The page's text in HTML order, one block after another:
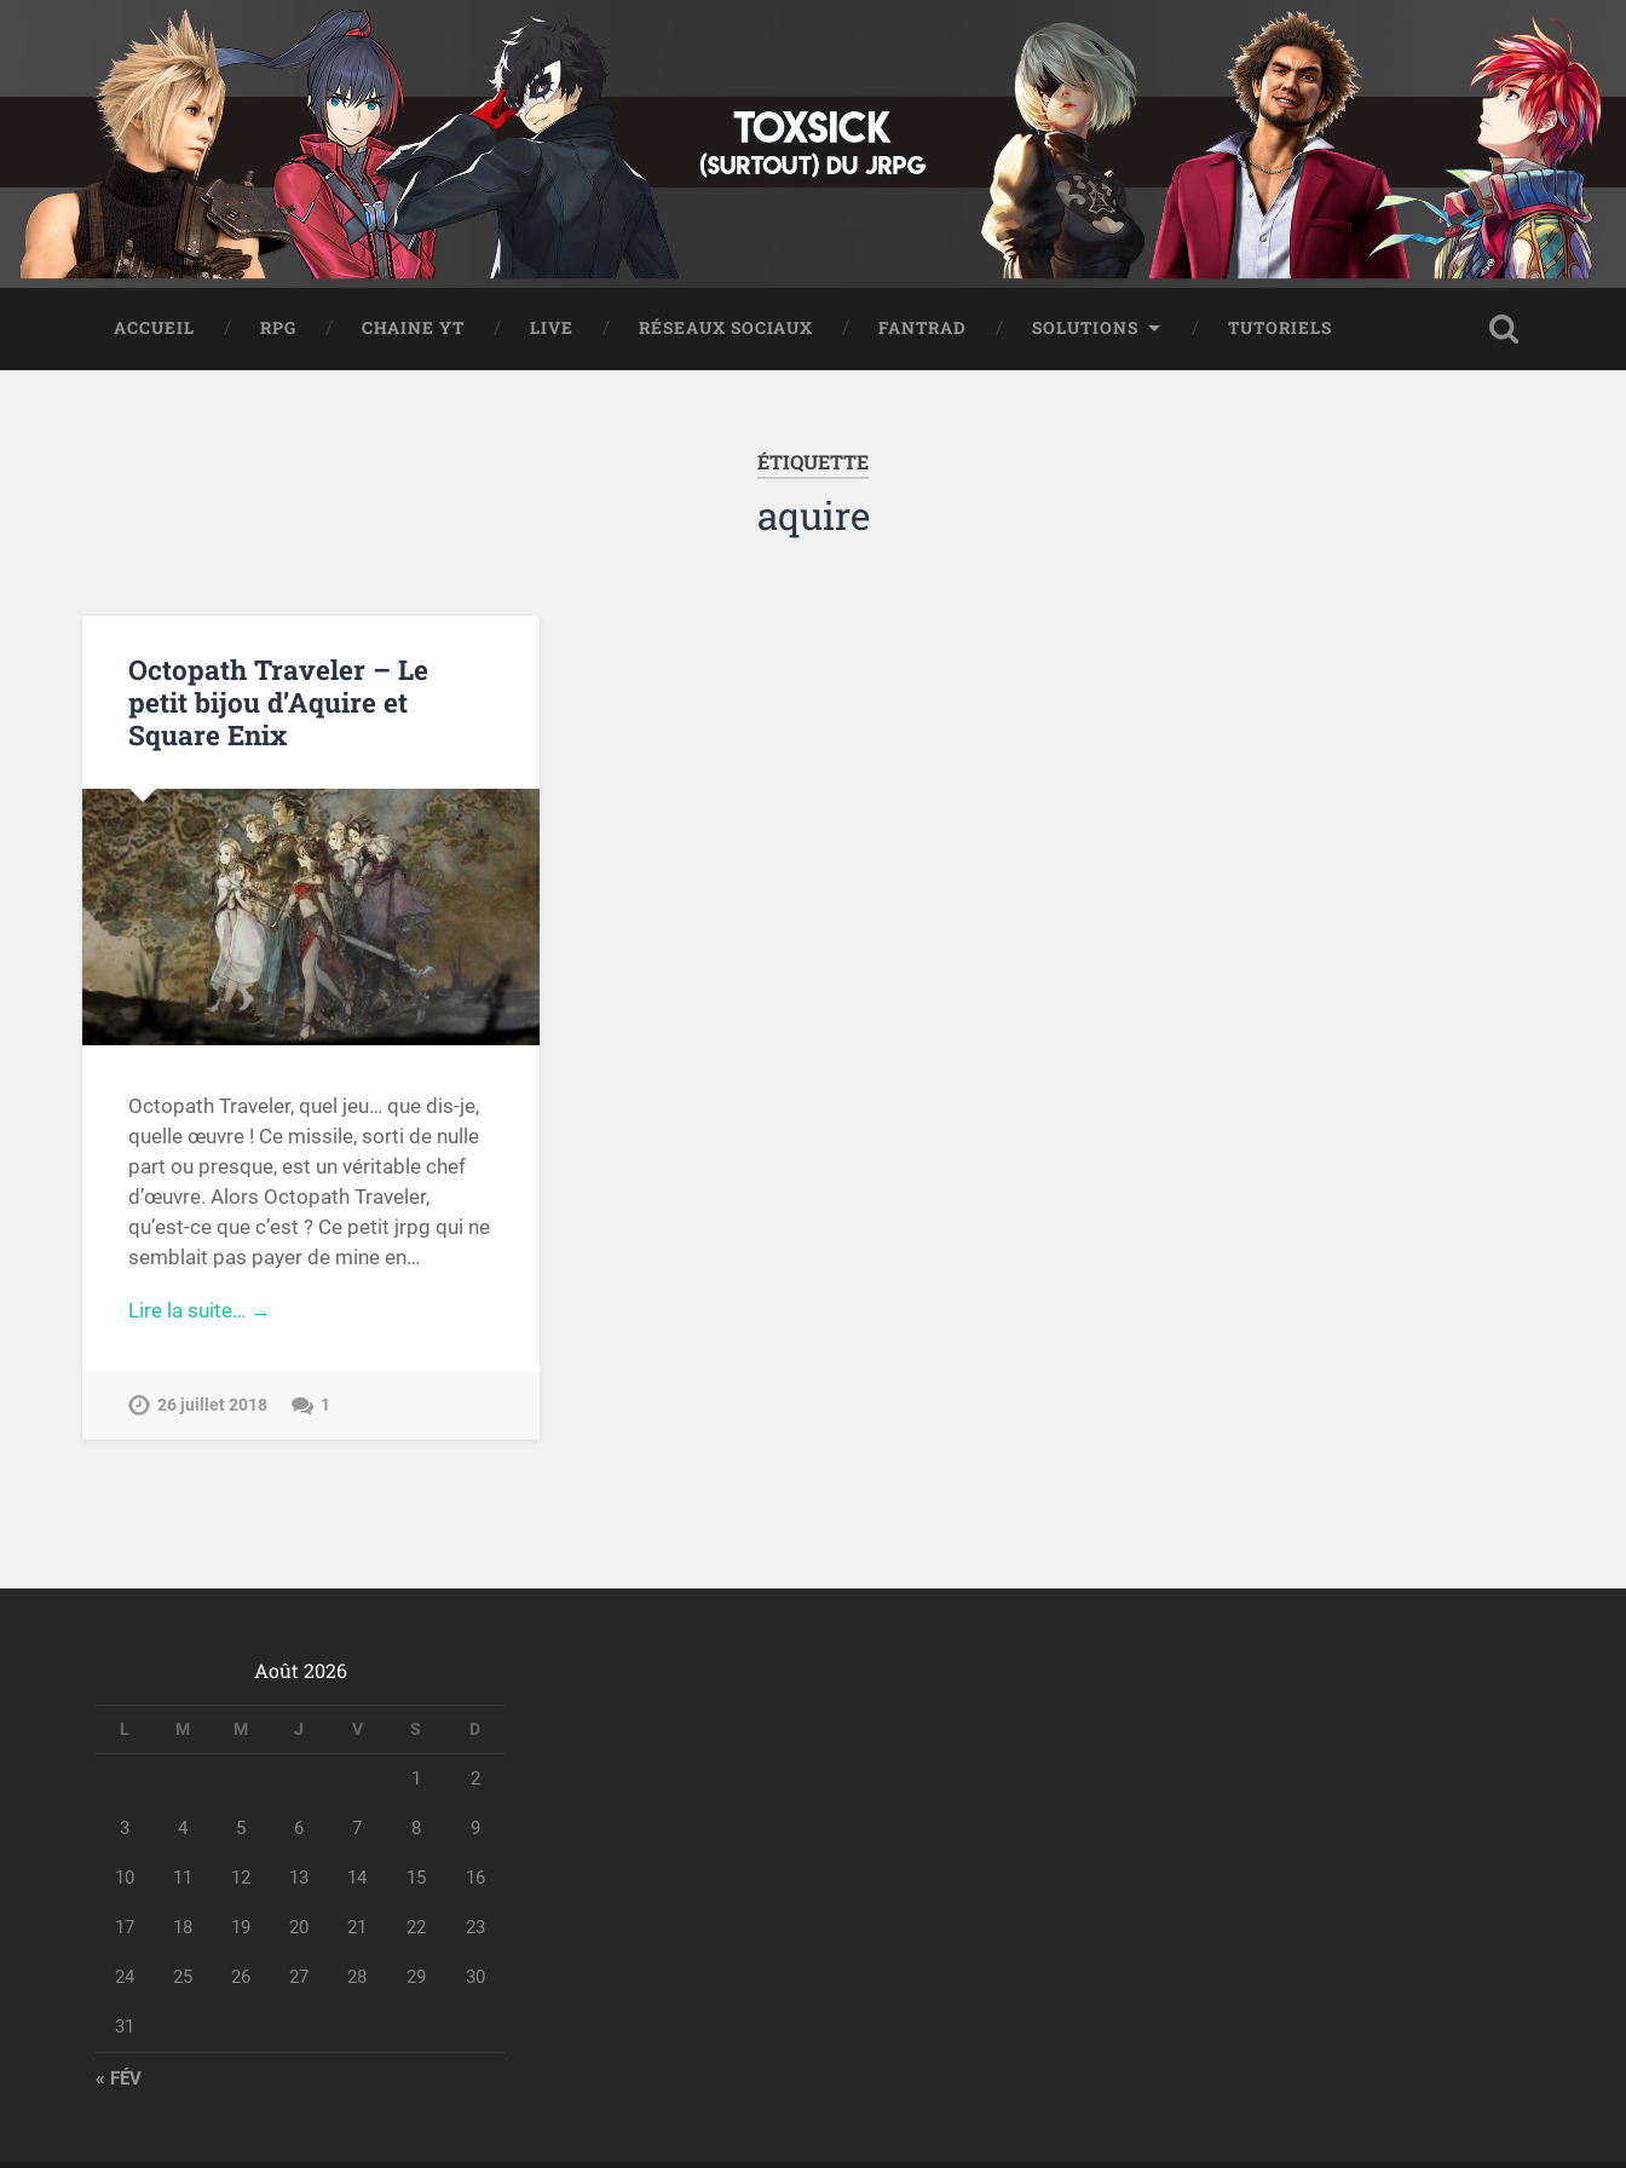
ACCUEIL RPG CHAINE YT LIVE RÉSEAUX SOCIAUX FANTRAD SOLUTIONS TUTORIELS
ÉTIQUETTE
aquire
Octopath Traveler – Le
petit bijou d’Aquire et
Square Enix
Octopath Traveler, quel jeu… que dis-je,
quelle œuvre ! Ce missile, sorti de nulle
part ou presque, est un véritable chef
d’œuvre. Alors Octopath Traveler,
qu’est-ce que c’est ? Ce petit jrpg qui ne
semblait pas payer de mine en…
Lire la suite… →
26 juillet 2018 1
Août 2026
L M M J V S D
1 2
3 4 5 6 7 8 9
10 11 12 13 14 15 16
17 18 19 20 21 22 23
24 25 26 27 28 29 30
31
« FÉV